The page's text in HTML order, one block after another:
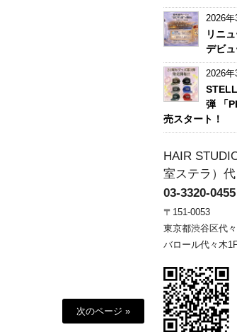
次のページ »
2026年
リニ
デビ
2026年
弾 「
売スタート！
HAIR
室ステラ）
03-3320-0455
〒151-0053
東京都渋谷区代
バロール代々木